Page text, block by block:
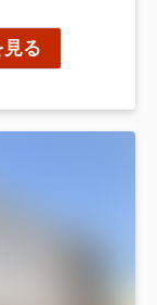
る